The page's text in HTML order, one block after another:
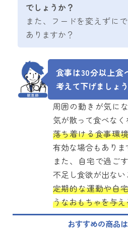
でしょうか？
また、フードを変えずに
ありますか？
食事は30分以上食
考えて下げましょう
周囲の動きが気に
気が散って食べなく
落ち着ける食事環
有効な場合もありま
また、自宅で過ご
不足し食欲が出ない
定期的な運動や自
うなおもちゃを与え
おすすめの商品